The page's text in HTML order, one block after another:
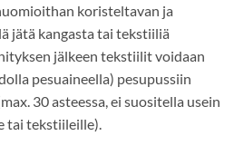
koristeltavan ja
jätä kangasta tai tekstiiliä
jälkeen tekstiilit voidaan
pesuaineella) pesupussiin
30 asteessa, ei suositella usein
tai tekstiileille).